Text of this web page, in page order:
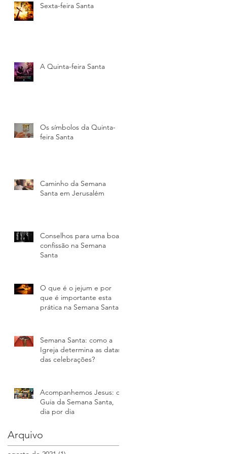
Sexta-feira Santa
A Quinta-feira Santa
Os símbolos da Quinta-
feira Santa
Caminho da Semana
Santa em Jerusalém
Conselhos para uma boa
confissão na Semana
Santa
O que é o jejum e por
que é importante esta
prática na Semana Santa?
Semana Santa: como a
Igreja determina as datas
das celebrações?
Acompanhemos Jesus: o
Guia da Semana Santa,
dia por dia
Arquivo